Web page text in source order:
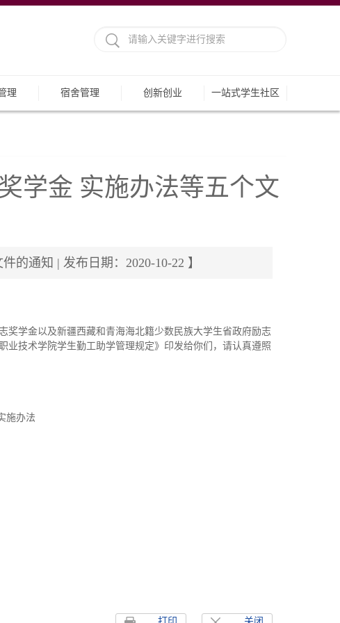
理 宿舍管理 创新创业 一站式学生社区
学金 实施办法等五个文
的通知 | 发布日期：2020-10-22 】
奖学金以及新疆西藏和青海海北籍少数民族大学生省政府励志
技术学院学生勤工助学管理规定》印发给你们，请认真遵照
施办法